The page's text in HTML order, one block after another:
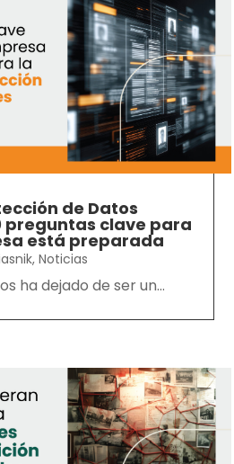
de Datos
preguntas clave para
está preparada
,Noticias
ha dejado de ser un...